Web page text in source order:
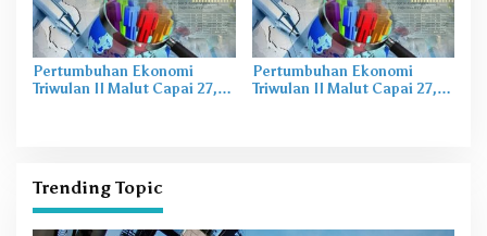
Pertumbuhan Ekonomi
Triwulan II Malut Capai 27,74
Pertumbuhan Ekonomi
Triwulan II Malut Capai 27,74
Trending Topic